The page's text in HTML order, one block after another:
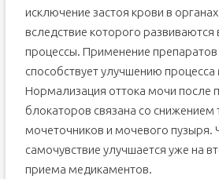
исключение застоя крови в
вследствие которого развиваются
процессы. Применение
способствует улучшению процесса
Нормализация оттока мочи после
блокаторов связана со снижением
мочеточников и мочевого пузыря.
самочувствие улучшается уже на
приема медикаментов.